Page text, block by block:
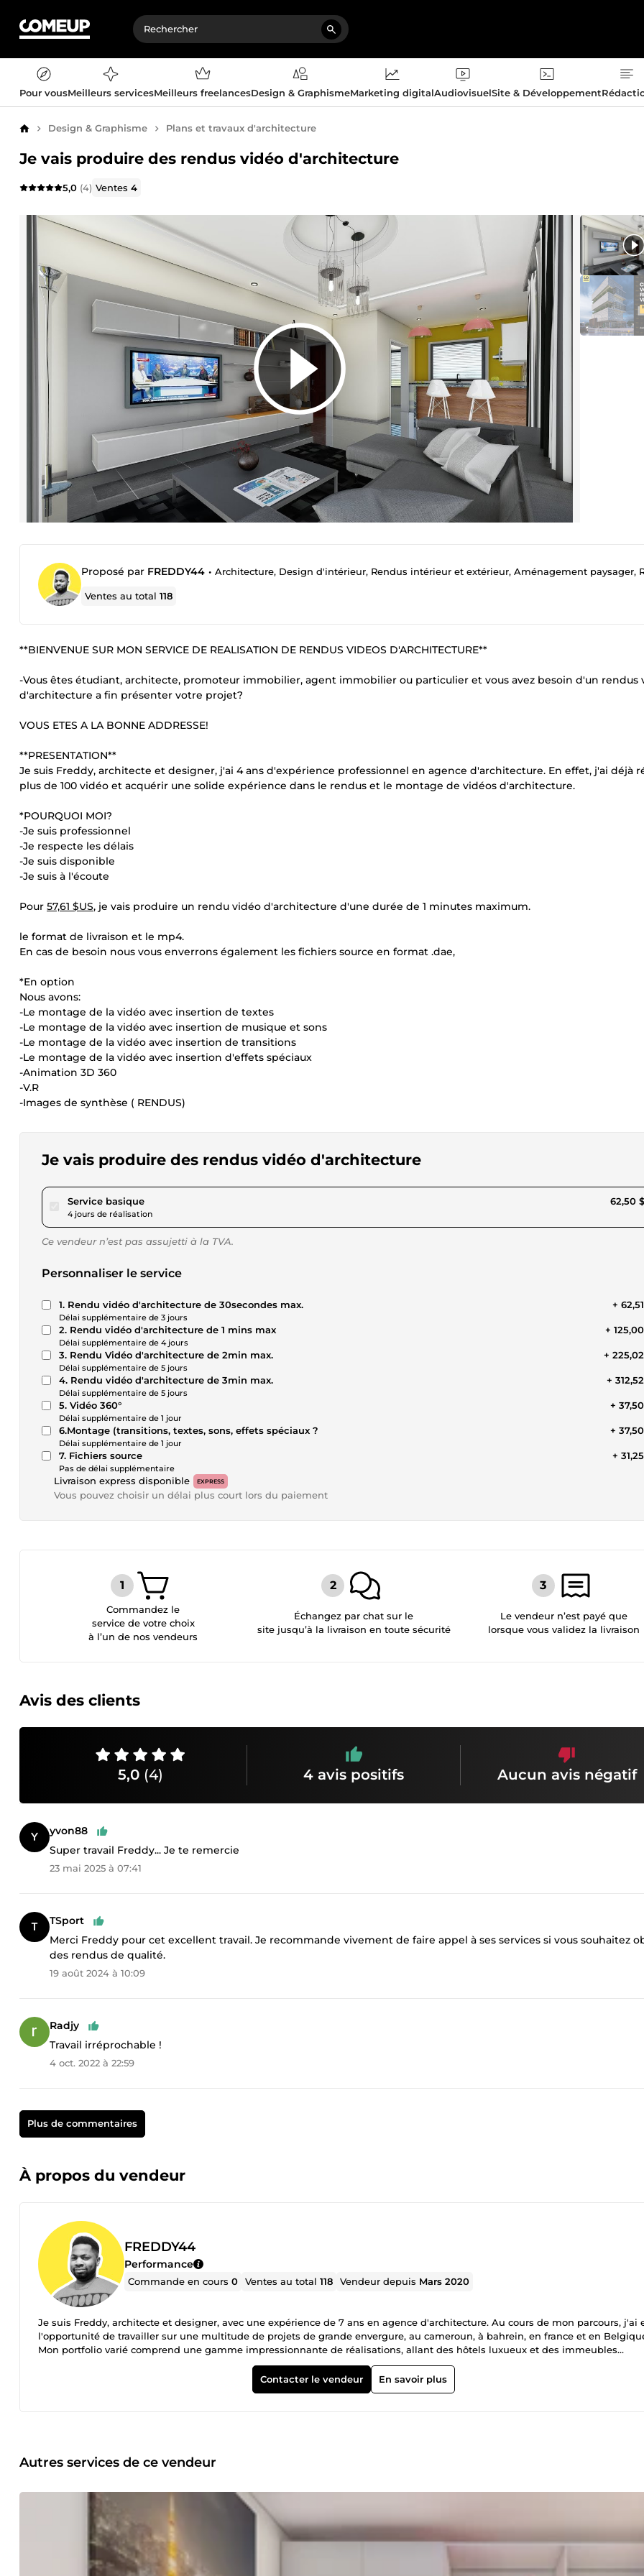
Pour vousMeilleurs servicesMeilleurs freelancesDesign & GraphismeMarketing digitalAudiovisuelSite & Développement
AccueilDesign & Graphisme Plans et travaux d'architecture
Je vais produire des rendus vidéo d'architecture
5,0 (4) Ventes4
Proposé par FREDDY44 • Architecture, Design d'intérieur, Rendus intérieur et extérieur, Aménagement paysager, Rendu
Ventes au total118
**BIENVENUE SUR MON SERVICE DE REALISATION DE RENDUS VIDEOS D'ARCHITECTURE**
-Vous êtes étudiant, architecte, promoteur immobilier, agent immobilier ou particulier et vous avez besoin d'un rendus
d'architecture a fin présenter votre projet?
VOUS ETES A LA BONNE ADDRESSE!
**PRESENTATION**
Je suis Freddy, architecte et designer, j'ai 4 ans d'expérience professionnel en agence d'architecture. En effet, j'ai déjà
plus de 100 vidéo et acquérir une solide expérience dans le rendus et le montage de vidéos d'architecture.
*POURQUOI MOI?
-Je suis professionnel
-Je respecte les délais
-Je suis disponible
-Je suis à l'écoute
Pour 57,61 $US, je vais produire un rendu vidéo d'architecture d'une durée de 1 minutes maximum.
le format de livraison et le mp4.
En cas de besoin nous vous enverrons également les fichiers source en format .dae,
*En option
Nous avons:
-Le montage de la vidéo avec insertion de textes
-Le montage de la vidéo avec insertion de musique et sons
-Le montage de la vidéo avec insertion de transitions
-Le montage de la vidéo avec insertion d'effets spéciaux
-Animation 3D 360
-V.R
-Images de synthèse ( RENDUS)
Je vais produire des rendus vidéo d'architecture
Service basiquepour 57,61 $US
4 jours de réalisation
62,50
Ce vendeur n’est pas assujetti à la TVA.
Personnaliser le service
1. Rendu vidéo d'architecture de 30secondes max.
Délai supplémentaire de 3 jours
+
2. Rendu vidéo d'architecture de 1 mins max
Délai supplémentaire de 4 jours
+
3. Rendu Vidéo d'architecture de 2min max.
Délai supplémentaire de 5 jours
+
4. Rendu vidéo d'architecture de 3min max.
Délai supplémentaire de 5 jours
+
5. Vidéo 360°
Délai supplémentaire de 1 jour
+
6.Montage (transitions, textes, sons, effets spéciaux ?
Délai supplémentaire de 1 jour
+
7. Fichiers source
Pas de délai supplémentaire
+
Livraison express disponible EXPRESS
Vous pouvez choisir un délai plus court lors du paiement
Commandez le
service de votre choix
à l’un de nos vendeurs
Échangez par chat sur le
site jusqu’à la livraison en toute sécurité
Le vendeur n’est payé que
lorsque vous validez la livraison
Avis des clients
5,0 (4) 4 avis positifs Aucun avis négatif
yvon88
Super travail Freddy... Je te remercie
23 mai 2025 à 07:41
TSport
Merci Freddy pour cet excellent travail. Je recommande vivement de faire appel à ses services si vous souhaitez
des rendus de qualité.
19 août 2024 à 10:09
Radjy
Travail irréprochable !
4 oct. 2022 à 22:59
Plus de commentaires
À propos du vendeur
FREDDY44
Performance
Commande en cours0 Ventes au total118 Vendeur depuis Mars 2020
Je suis Freddy, architecte et designer, avec une expérience de 7 ans en agence d'architecture. Au cours de mon parcours, j'ai
l'opportunité de travailler sur une multitude de projets de grande envergure, au cameroun, à bahrein, en france et en
Mon portfolio varié comprend une gamme impressionnante de réalisations, allant des hôtels luxueux et des immeubles
ministériels aux centres commerciaux dynamiques, en passant par des boîtes de nuit branchées, des villas haut de gamme,
complexes résidentiels, des villages de vacances, des spas, des établissements hospitaliers, des institutions bancaires et des
musées et centres culturels. Chaque projet a été une occasion unique de repousser les limites de la créativité et de
vous accompagner à chaque étape du processus.
Contacter le vendeur En savoir plus
Autres services de ce vendeur